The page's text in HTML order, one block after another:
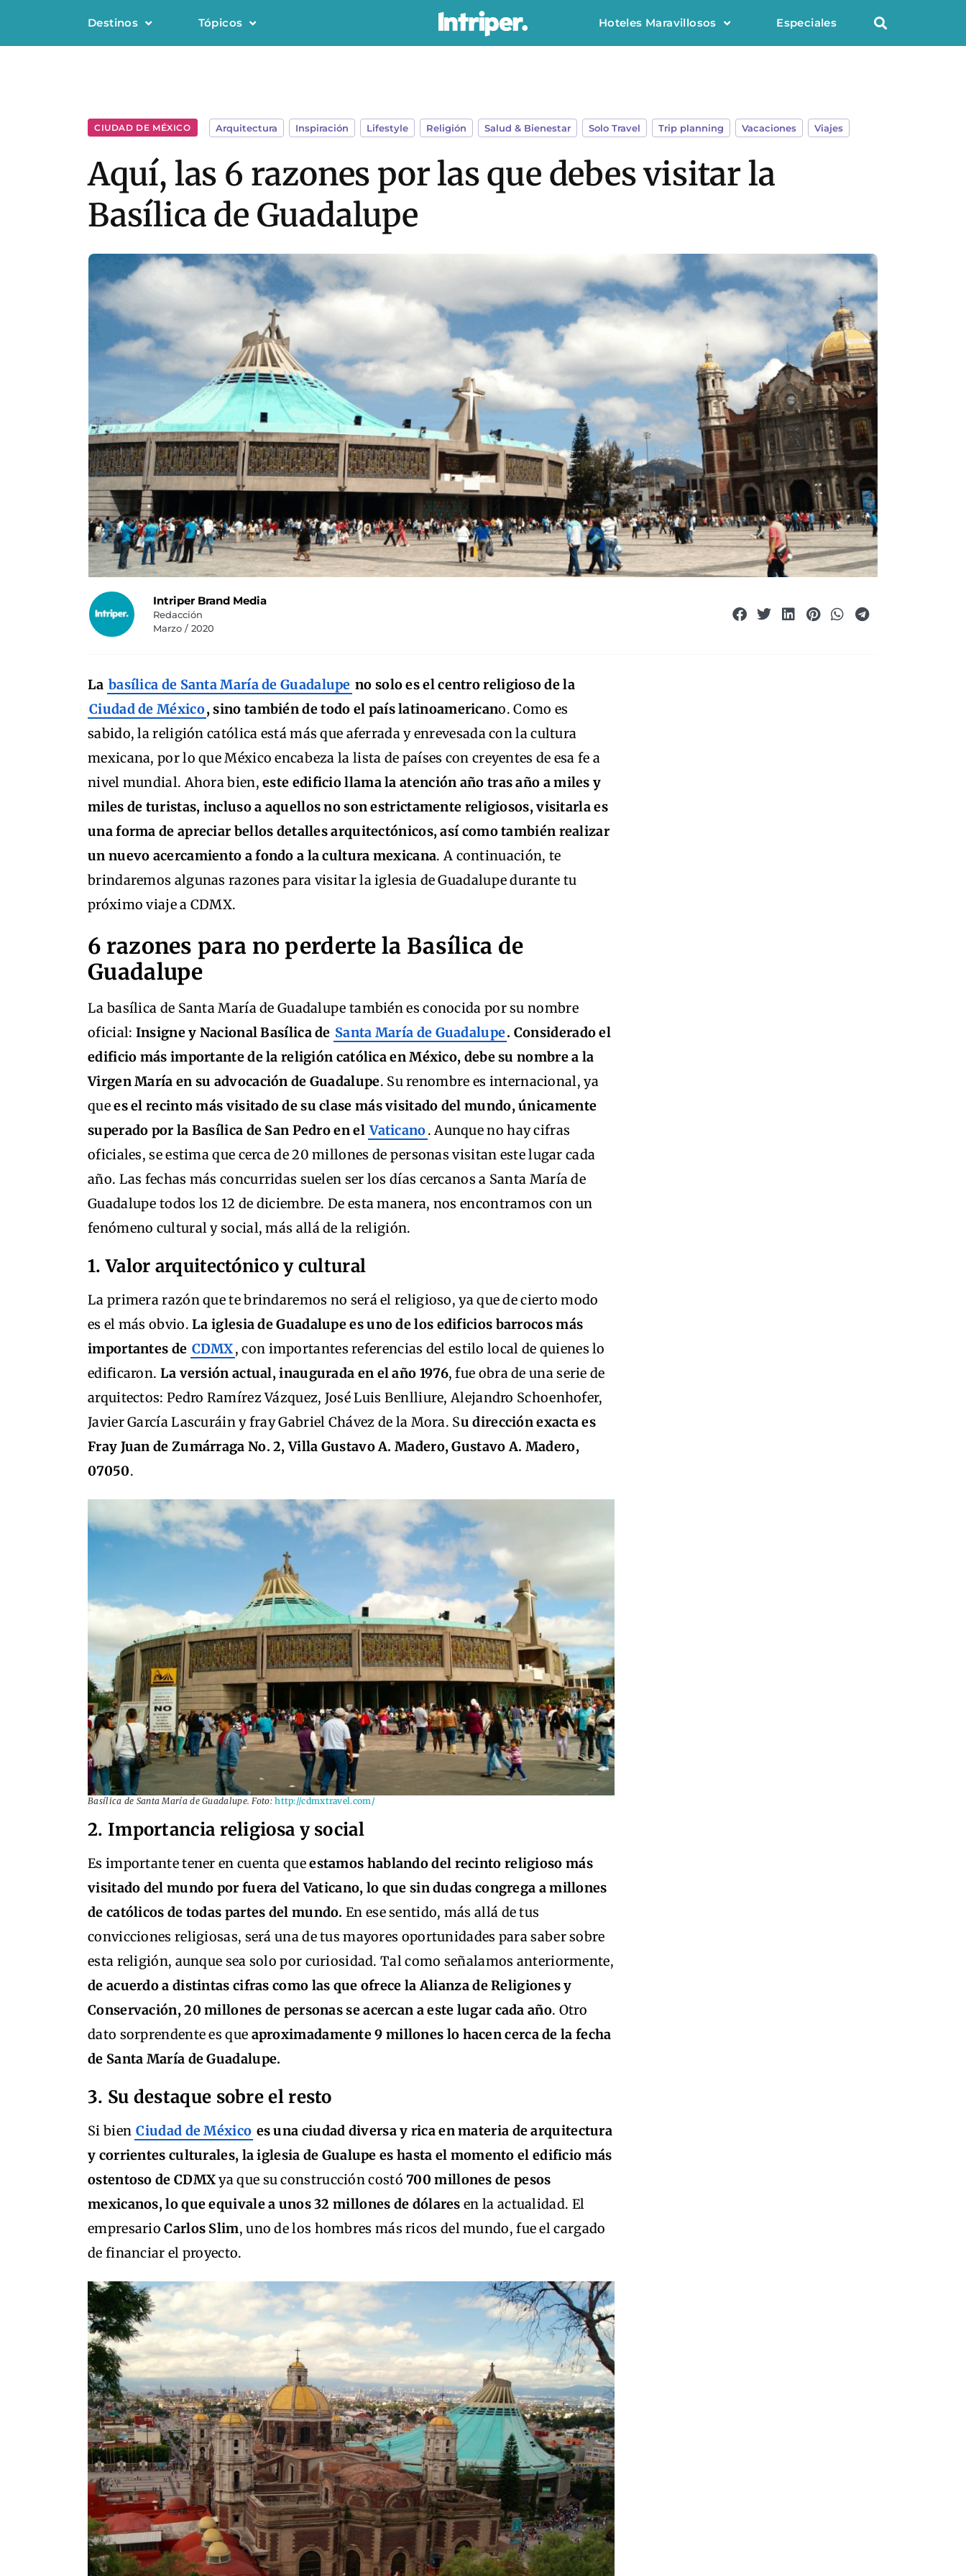
Destinos Tópicos Hoteles Maravillosos Especiales
CIUDAD DE MÉXICO Arquitectura Inspiración Lifestyle Religión Salud & Bienestar Solo Travel Trip planning Vacaciones Viajes
Aquí, las 6 razones por las que debes visitar la
Basílica de Guadalupe
Intriper Brand Media
Redacción
Marzo / 2020
La basílica de Santa María de Guadalupe no solo es el centro religioso de la
Ciudad de México, sino también de todo el país latinoamericano. Como es
sabido, la religión católica está más que aferrada y enrevesada con la cultura
mexicana, por lo que México encabeza la lista de países con creyentes de esa fe a
nivel mundial. Ahora bien,este edificio llama la atención año tras año a miles y
miles de turistas, incluso a aquellos no son estrictamente religiosos, visitarla es
una forma de apreciar bellos detalles arquitectónicos, así como también realizar
un nuevo acercamiento a fondo a la cultura mexicana. A continuación, te
brindaremos algunas razones para visitar la iglesia de Guadalupe durante tu
próximo viaje a CDMX.
6 razones para no perderte la Basílica de
Guadalupe
La basílica de Santa María de Guadalupe también es conocida por su nombre
oficial: Insigne y Nacional Basílica de Santa María de Guadalupe. Considerado el
edificio más importante de la religión católica en México, debe su nombre a la
Virgen María en su advocación de Guadalupe. Su renombre es internacional, ya
quees el recinto más visitado de su clase más visitado del mundo, únicamente
superado por la Basílica de San Pedro en el Vaticano. Aunque no hay cifras
oficiales, se estima que cerca de 20 millones de personas visitan este lugar cada
año. Las fechas más concurridas suelen ser los días cercanos a Santa María de
Guadalupe todos los 12 de diciembre. De esta manera, nos encontramos con un
fenómeno cultural y social, más allá de la religión.
1. Valor arquitectónico y cultural
La primera razón que te brindaremos no será el religioso, ya que de cierto modo
es el más obvio.La iglesia de Guadalupe es uno de los edificios barrocos más
importantes de CDMX, con importantes referencias del estilo local de quienes lo
edificaron. La versión actual, inaugurada en el año 1976, fue obra de una serie de
arquitectos: Pedro Ramírez Vázquez, José Luis Benlliure, Alejandro Schoenhofer,
Javier García Lascuráin y fray Gabriel Chávez de la Mora. Su dirección exacta es
Fray Juan de Zumárraga No. 2, Villa Gustavo A. Madero, Gustavo A. Madero,
07050.
Basílica de Santa María de Guadalupe. Foto:http://cdmxtravel.com/
2. Importancia religiosa y social
Es importante tener en cuenta queestamos hablando del recinto religioso más
visitado del mundo por fuera del Vaticano, lo que sin dudas congrega a millones
de católicos de todas partes del mundo. En ese sentido, más allá de tus
convicciones religiosas, será una de tus mayores oportunidades para saber sobre
esta religión, aunque sea solo por curiosidad. Tal como señalamos anteriormente,
de acuerdo a distintas cifras como las que ofrece la Alianza de Religiones y
Conservación, 20 millones de personas se acercan a este lugar cada año. Otro
dato sorprendente es que aproximadamente 9 millones lo hacen cerca de la fecha
de Santa María de Guadalupe.
3. Su destaque sobre el resto
Si bien Ciudad de México es una ciudad diversa y rica en materia de arquitectura
y corrientes culturales, la iglesia de Gualupe es hasta el momento el edificio más
ostentoso de CDMXya que su construcción costó700 millones de pesos
mexicanos, lo que equivale a unos 32 millones de dólares en la actualidad. El
empresarioCarlos Slim, uno de los hombres más ricos del mundo, fue el cargado
de financiar el proyecto.